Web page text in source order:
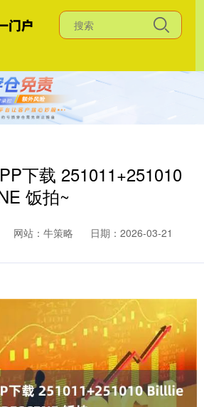
下载 251011+251010
饭拍~
网站：牛策略
日期：2026-03-21